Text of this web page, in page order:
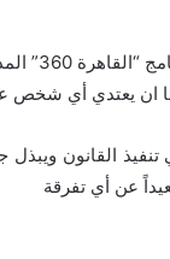
مساء اليوم الجمعة،
ان يعتدي أي شخص
القانون
عن أي تفرقة